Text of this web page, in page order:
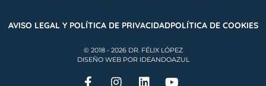
AVISO LEGAL Y POLÍTICA DE PRIVACIDADPOLÍTICA DE COOKIES
© 2018 - 2026 DR. FÉLIX LÓPEZ
DISEÑO WEB POR IDEANDOAZUL